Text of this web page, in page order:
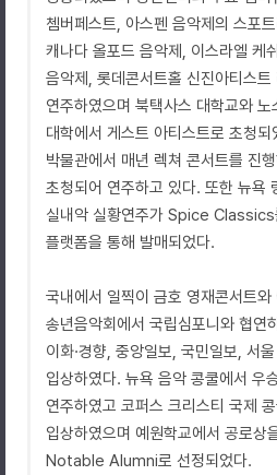
쳄버페스트, 아스펜 음악제의 스포
캐나다 올포드 음악제, 이스라엘 케
음악제, 롯데콘서트홀 신진아티스트
연주하였으며 북택사스 대학교와 노
대학에서 게스트 아티스트로 초청되
박물관에서 매년 렉쳐 콘서트를 진
초청되어 연주하고 있다. 또한 뉴욕
실내악 실황연주가 Spice Classics
플랫폼을 통해 발매되었다.
국내에서 일찍이 금호 영재콘서트와
송년음악회에서 국립심포니와 협연
이화·경향, 중앙일보, 국민일보, 서
입상하였다. 뉴욕 음악 콩쿨에서 우
연주하였고 코퍼스 크리스티 국제
입상하였으며 예원학교에서 공로상
Notable Alumni로 선정되었다.